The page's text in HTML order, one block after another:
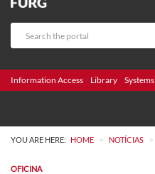
Information Access Library Systems
YOU ARE HERE: HOME > NOTÍCIAS >
OFICINA